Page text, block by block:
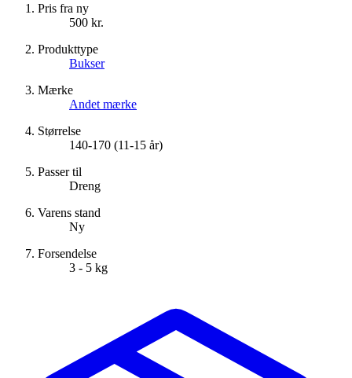
Pris fra ny
500 kr.
Produkttype
Bukser
Mærke
Andet mærke
Størrelse
140-170 (11-15 år)
Passer til
Dreng
Varens stand
Ny
Forsendelse
3 - 5 kg